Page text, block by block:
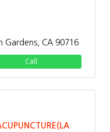
Gardens, CA 90716
Call